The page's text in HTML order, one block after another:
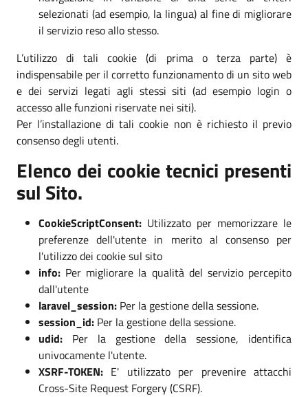
selezionati (ad esempio, la lingua) al fine di migliorare
il servizio reso allo stesso.
L’utilizzo di tali cookie (di prima o terza parte) è
indispensabile per il corretto funzionamento di un sito web
e dei servizi legati agli stessi siti (ad esempio login o
accesso alle funzioni riservate nei siti).
Per l’installazione di tali cookie non è richiesto il previo
consenso degli utenti.
Elenco dei cookie tecnici presenti
sul Sito.
CookieScriptConsent: Utilizzato per memorizzare le
preferenze dell'utente in merito al consenso per
l'utilizzo dei cookie sul sito
info: Per migliorare la qualità del servizio percepito
dall'utente
laravel_session: Per la gestione della sessione.
session_id: Per la gestione della sessione.
udid: Per la gestione della sessione, identifica
univocamente l'utente.
XSRF-TOKEN: E' utilizzato per prevenire attacchi
Cross-Site Request Forgery (CSRF).